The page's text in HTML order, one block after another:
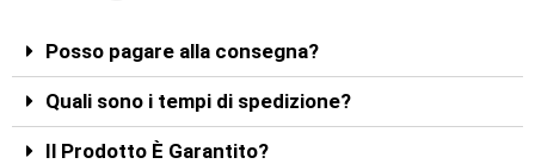
Posso pagare alla consegna?
Quali sono i tempi di spedizione?
Il Prodotto È Garantito?